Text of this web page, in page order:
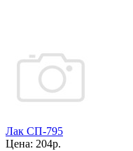
Лак СП-795
Цена: 204р.